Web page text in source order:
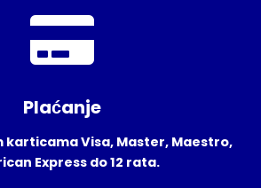
Plaćanje
karticama Visa, Master, Maestro,
Express do 12 rata.